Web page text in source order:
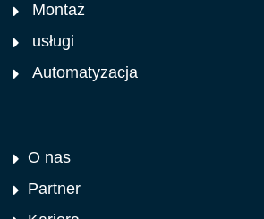
Montaż
usługi
Automatyzacja
O nas
Partner